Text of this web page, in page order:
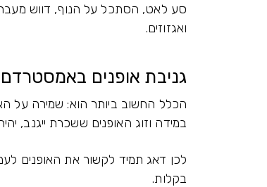
סע לאט, הסתכל על הנוף, דווש מעבר
ואגזוזים.
גניבת אופנים באמסטרדם
במידה וזוג האופנים ששכרת ייגנב, יהיה
לכן דאג תמיד לקשור את האופנים
בקלות.